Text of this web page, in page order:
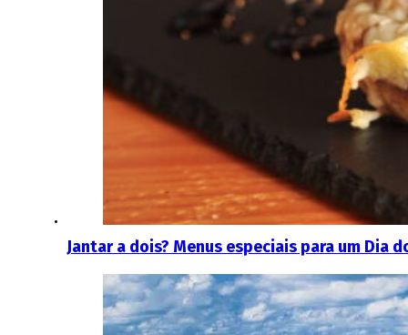
Jantar a dois? Menus especiais para um Dia